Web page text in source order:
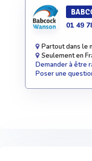
01 49
Partout dans le
Seulement en
Demander à être
Poser une